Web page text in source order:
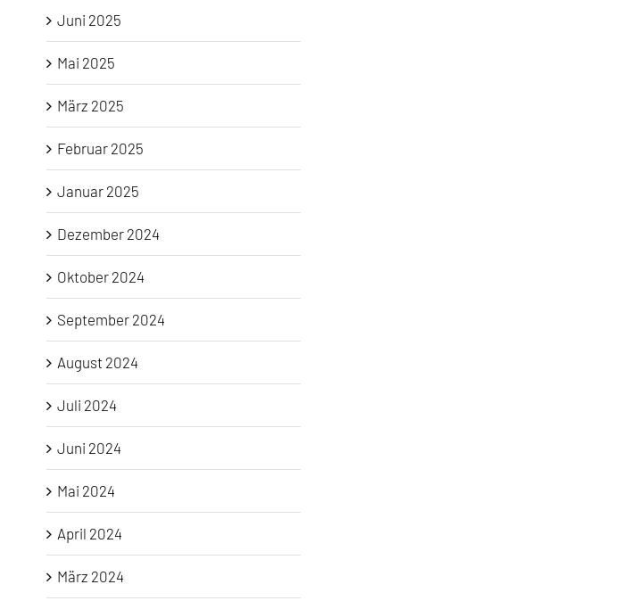
Juni 2025
Mai 2025
März 2025
Februar 2025
Januar 2025
Dezember 2024
Oktober 2024
September 2024
August 2024
Juli 2024
Juni 2024
Mai 2024
April 2024
März 2024